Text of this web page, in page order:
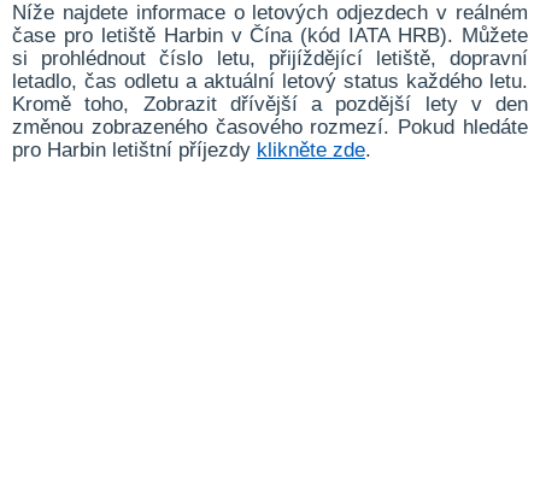
Níže najdete informace o letových odjezdech v reálném
čase pro letiště Harbin v Čína (kód IATA HRB). Můžete
si prohlédnout číslo letu, přijíždějící letiště, dopravní
letadlo, čas odletu a aktuální letový status každého letu.
Kromě toho, Zobrazit dřívější a pozdější lety v den
změnou zobrazeného časového rozmezí. Pokud hledáte
pro Harbin letištní příjezdy klikněte zde.